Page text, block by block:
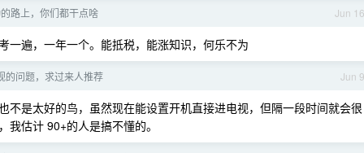
Jun 16
路上，你们都干点啥
一遍，一年一个。能抵税，能涨知识，何乐不为
Jun 9
的问题，求过来人推荐
不是太好的鸟，虽然现在能设置开机直接进电视，但隔一段时间就会很
估计 90+的人是搞不懂的。